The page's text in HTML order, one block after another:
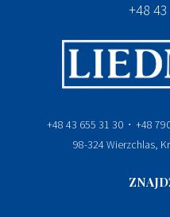
+48
+48 43 655 31 30 ⋅ +48
98-324 Wierzchlas,